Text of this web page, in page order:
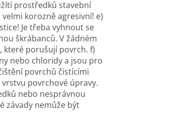
prostředků stavební
korozně agresivní! e)
Je třeba vyhnout se
škrábanců. V žádném
které porušují povrch. f)
nebo chloridy a jsou pro
povrchů čistícími
povrchové úpravy.
nebo nesprávnou
závady nemůže být